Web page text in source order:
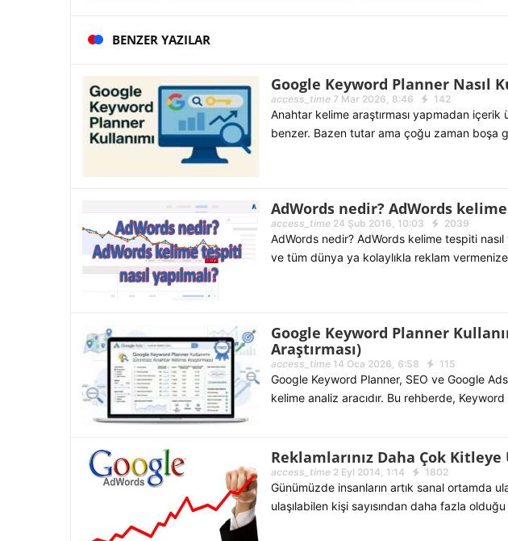
BENZER YAZILAR
Google Keyword Planner Nasıl
access_time 7 Mar 2026, 8:46 142
Anahtar kelime araştırması yapmadan
benzer. Bazen tutar ama çoğu zaman boşa
AdWords nedir? AdWords
access_time 24 Şub 2016, 10:03 2039
AdWords nedir? AdWords kelime tespiti
ve tüm dünya ya kolaylıkla reklam
Google Keyword Planner
Araştırması)
access_time 14 Oca 2026, 6:58 115
Google Keyword Planner, SEO ve Google
kelime analiz aracıdır. Bu rehberde, Keyword
Reklamlarınız Daha Çok Kitleye
access_time 2 Eyl 2014, 1:14 1802
Günümüzde insanların artık sanal ortamda
ulaşılabilen kişi sayısından daha fazla